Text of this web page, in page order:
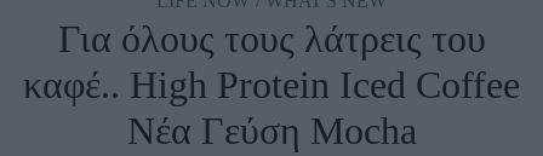
Fashion
Shopping
Για όλους τους λάτρεις του
καφέ.. High Protein Iced Coffee
Νέα Γεύση Mocha